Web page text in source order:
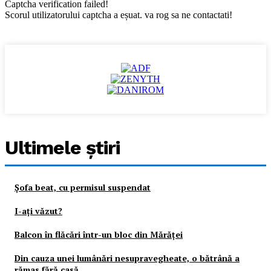
Captcha verification failed!
Scorul utilizatorului captcha a eșuat. va rog sa ne contactati!
Ultimele ştiri
Şofa beat, cu permisul suspendat
I-aţi văzut?
Balcon în flăcări într-un bloc din Mărăţei
Din cauza unei lumânări nesupravegheate, o bătrână a